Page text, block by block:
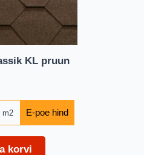
KL pruun
m2
korvi